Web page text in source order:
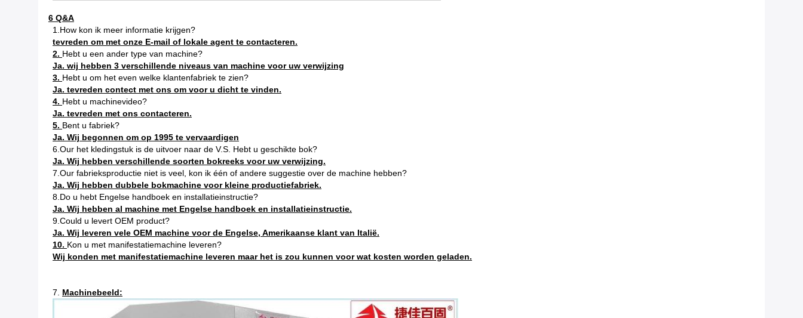
6 Q&A
1.How kon ik meer informatie krijgen?
tevreden om met onze E-mail of lokale agent te contacteren.
2. Hebt u een ander type van machine?
Ja. wij hebben 3 verschillende niveaus van machine voor uw verwijzing
3. Hebt u om het even welke klantenfabriek te zien?
Ja. tevreden contect met ons om voor u dicht te vinden.
4. Hebt u machinevideo?
Ja. tevreden met ons contacteren.
5. Bent u fabriek?
Ja. Wij begonnen om op 1995 te vervaardigen
6.Our het kledingstuk is de uitvoer naar de V.S. Hebt u geschikte bok?
Ja. Wij hebben verschillende soorten bokreeks voor uw verwijzing.
7.Our fabrieksproductie niet is veel, kon ik één of andere suggestie over de machine hebben?
Ja. Wij hebben dubbele bokmachine voor kleine productiefabriek.
8.Do u hebt Engelse handboek en installatieinstructie?
Ja. Wij hebben al machine met Engelse handboek en installatieinstructie.
9.Could u levert OEM product?
Ja. Wij leveren vele OEM machine voor de Engelse, Amerikaanse klant van Italië.
10. Kon u met manifestatiemachine leveren?
Wij konden met manifestatiemachine leveren maar het is zou kunnen voor wat kosten worden geladen.
7. Machinebeeld: